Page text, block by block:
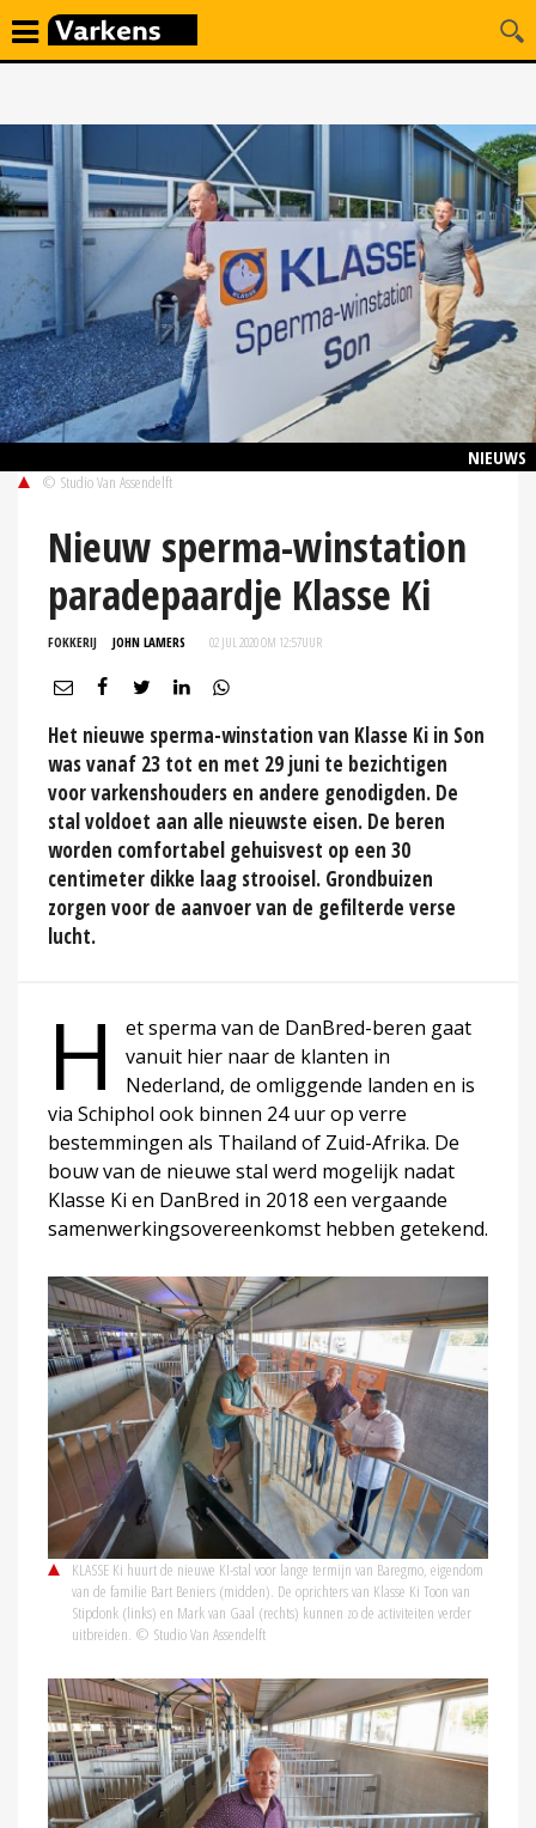
NIEUWS
© Studio Van Assendelft
Nieuw sperma-winstation
paradepaardje Klasse Ki
FOKKERIJ JOHN LAMERS 02 JUL 2020 OM 12:57UUR
Het nieuwe sperma-winstation van Klasse Ki in Son
was vanaf 23 tot en met 29 juni te bezichtigen
voor varkenshouders en andere genodigden. De
stal voldoet aan alle nieuwste eisen. De beren
worden comfortabel gehuisvest op een 30
centimeter dikke laag strooisel. Grondbuizen
zorgen voor de aanvoer van de gefilterde verse
lucht.
H
et sperma van de DanBred-beren gaat
vanuit hier naar de klanten in
Nederland, de omliggende landen en is
via Schiphol ook binnen 24 uur op verre
bestemmingen als Thailand of Zuid-Afrika. De
bouw van de nieuwe stal werd mogelijk nadat
Klasse Ki en DanBred in 2018 een vergaande
samenwerkingsovereenkomst hebben getekend.
KLASSE Ki huurt de nieuwe KI-stal voor lange termijn van Baregmo, eigendom
van de familie Bart Beniers (midden). De oprichters van Klasse Ki Toon van
Stipdonk (links) en Mark van Gaal (rechts) kunnen zo de activiteiten verder
uitbreiden. © Studio Van Assendelft